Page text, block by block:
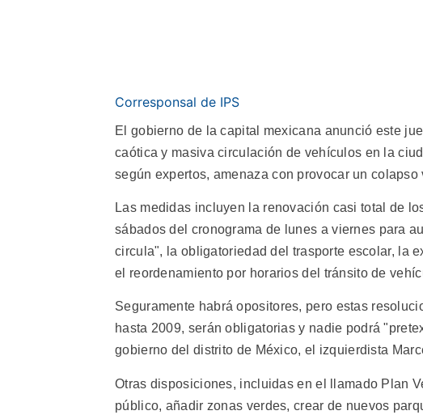
Corresponsal de IPS
El gobierno de la capital mexicana anunció este
caótica y masiva circulación de vehículos en la
según expertos, amenaza con provocar un colapso
Las medidas incluyen la renovación casi total de
sábados del cronograma de lunes a viernes para
circula", la obligatoriedad del trasporte escolar, la
el reordenamiento por horarios del tránsito de
Seguramente habrá opositores, pero estas
hasta 2009, serán obligatorias y nadie podrá
gobierno del distrito de México, el izquierdista
Otras disposiciones, incluidas en el llamado Plan
público, añadir zonas verdes, crear de nuevos